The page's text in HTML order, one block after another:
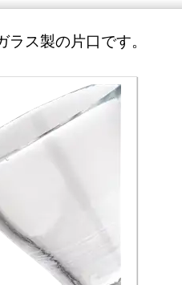
ス製の片口です。